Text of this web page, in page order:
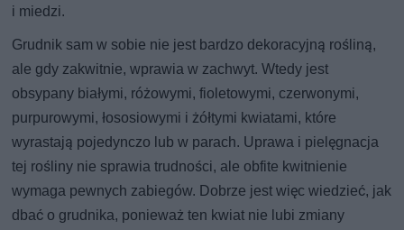
i miedzi.
Grudnik sam w sobie nie jest bardzo dekoracyjną rośliną,
ale gdy zakwitnie, wprawia w zachwyt. Wtedy jest
obsypany białymi, różowymi, fioletowymi, czerwonymi,
purpurowymi, łososiowymi i żółtymi kwiatami, które
wyrastają pojedynczo lub w parach. Uprawa i pielęgnacja
tej rośliny nie sprawia trudności, ale obfite kwitnienie
wymaga pewnych zabiegów. Dobrze jest więc wiedzieć, jak
dbać o grudnika, ponieważ ten kwiat nie lubi zmiany